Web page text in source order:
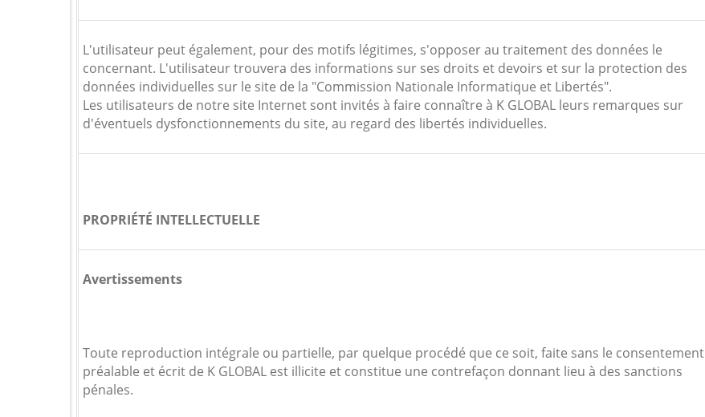
L'utilisateur peut également, pour des motifs légitimes, s'opposer au traitement des données le
concernant. L'utilisateur trouvera des informations sur ses droits et devoirs et sur la protection des
données individuelles sur le site de la "Commission Nationale Informatique et Libertés".
Les utilisateurs de notre site Internet sont invités à faire connaître à K GLOBAL leurs remarques sur
d'éventuels dysfonctionnements du site, au regard des libertés individuelles.
PROPRIÉTÉ INTELLECTUELLE
Avertissements
Toute reproduction intégrale ou partielle, par quelque procédé que ce soit, faite sans le consentement
préalable et écrit de K GLOBAL est illicite et constitue une contrefaçon donnant lieu à des sanctions
pénales.